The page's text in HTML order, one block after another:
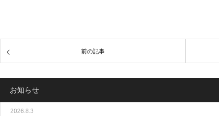
前の記事
お知らせ
2026.8.3